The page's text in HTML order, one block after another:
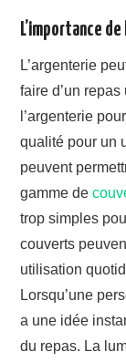
L’importance
L’argenterie
faire d’un
l’argenterie
qualité pour un
peuvent
gamme de
trop simples
couverts
utilisation
Lorsqu’une
a une idée
du repas. La